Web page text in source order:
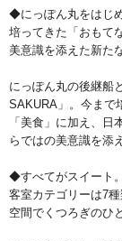
◆にっぽん丸をはじ
培ってきた「おもて
美意識を添えた新た
にっぽん丸の後継船
SAKURA」。今まで
「美食」に加え、
らではの美意識を添
◆すべてがスイート
客室カテゴリーは7
空間でくつろぎのひ